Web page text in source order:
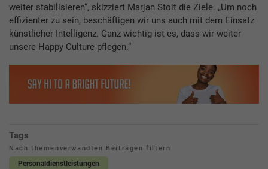
weiter stabilisieren“, skizziert Marjan Stoit die Ziele. „Um noch
effizienter zu sein, beschäftigen wir uns auch mit dem Einsatz
künstlicher Intelligenz. Ganz wichtig ist es, dass wir weiter
unsere Happy Culture pflegen.“
Tags
Nach themenverwandten Beiträgen filtern
Personaldienstleistungen